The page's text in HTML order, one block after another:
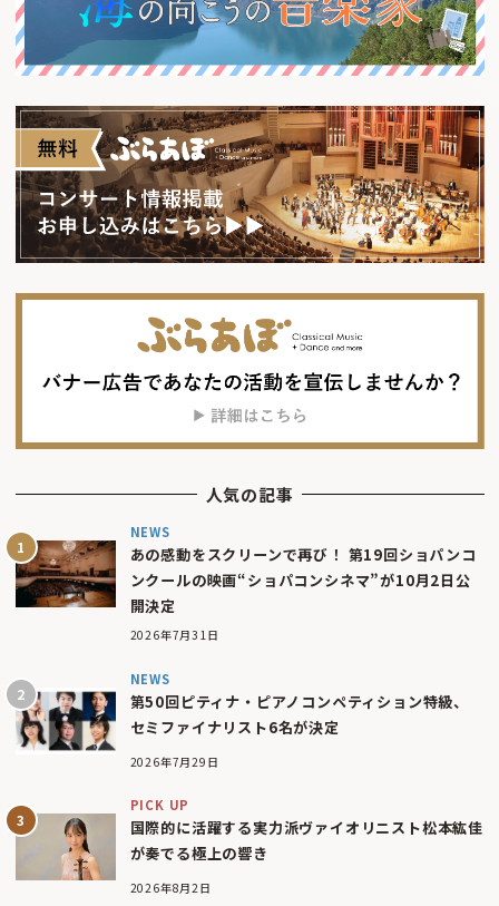
人気の記事
NEWS
あの感動をスクリーンで再び！ 第19回ショパンコ
ンクールの映画“ショパコンシネマ”が10月2日公
開決定
2026年7月31日
NEWS
第50回ピティナ・ピアノコンペティション特級、
セミファイナリスト6名が決定
2026年7月29日
PICK UP
国際的に活躍する実力派ヴァイオリニスト松本紘佳
が奏でる極上の響き
2026年8月2日